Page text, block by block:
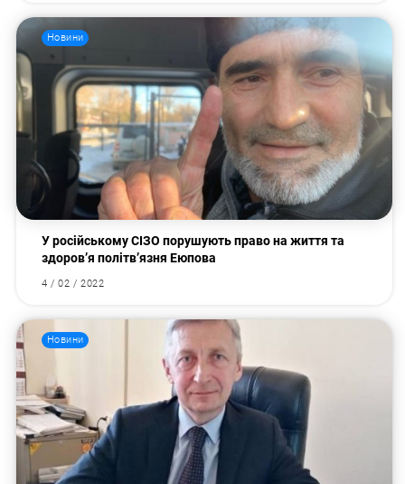
Новини
У російському СІЗО порушують право на життя та
здоров’я політв’язня Еюпова
4 / 02 / 2022
Новини